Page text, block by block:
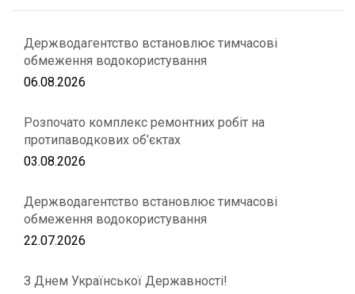
Держводагентство встановлює тимчасові
обмеження водокористування
06.08.2026
Розпочато комплекс ремонтних робіт на
протипаводкових об’єктах
03.08.2026
Держводагентство встановлює тимчасові
обмеження водокористування
22.07.2026
З Днем Української Державності!